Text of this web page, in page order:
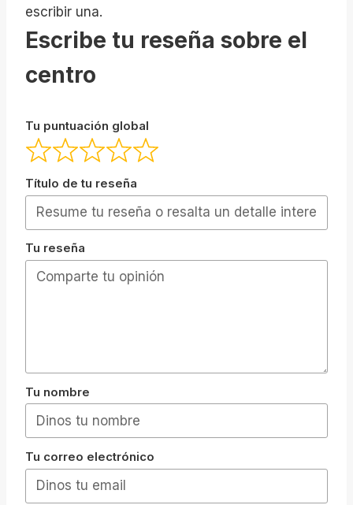
escribir una.
Escribe tu reseña sobre el
centro
Tu puntuación global
Título de tu reseña
Tu reseña
Tu nombre
Tu correo electrónico